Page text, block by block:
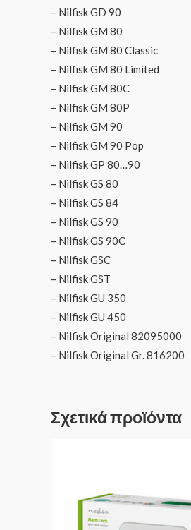
– Nilfisk GD 90
– Nilfisk GM 80
– Nilfisk GM 80 Classic
– Nilfisk GM 80 Limited
– Nilfisk GM 80C
– Nilfisk GM 80P
– Nilfisk GM 90
– Nilfisk GM 90 Pop
– Nilfisk GP 80…90
– Nilfisk GS 80
– Nilfisk GS 84
– Nilfisk GS 90
– Nilfisk GS 90C
– Nilfisk GSC
– Nilfisk GST
– Nilfisk GU 350
– Nilfisk GU 450
– Nilfisk Original 82095000
– Nilfisk Original Gr. 816200
Σχετικά προϊόντα